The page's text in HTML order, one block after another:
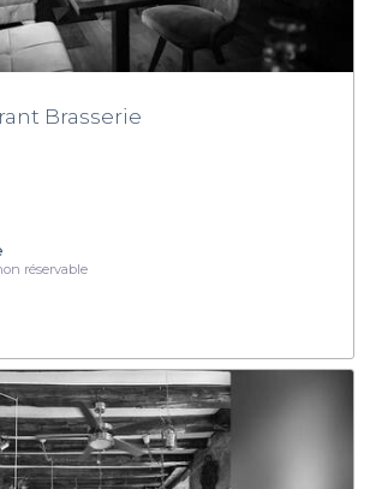
Brasserie
réservable